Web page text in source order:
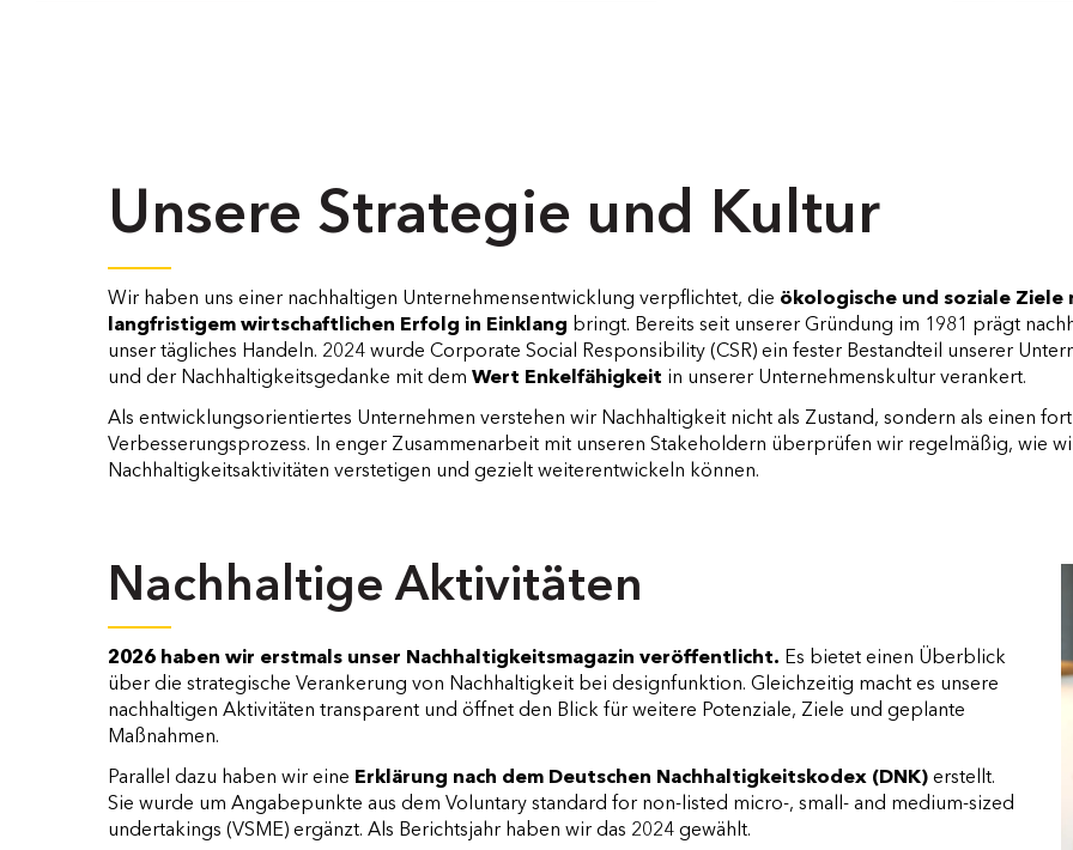
Unsere Strategie und Kultur
Wir haben uns einer nachhaltigen Unternehmensentwicklung verpflichtet, die ökologische und soziale Ziele
langfristigem wirtschaftlichen Erfolg in Einklang bringt. Bereits seit unserer Gründung im 1981 prägt
unser tägliches Handeln. 2024 wurde Corporate Social Responsibility (CSR) ein fester Bestandteil unserer
und der Nachhaltigkeitsgedanke mit dem Wert Enkelfähigkeit in unserer Unternehmenskultur verankert.
Als entwicklungsorientiertes Unternehmen verstehen wir Nachhaltigkeit nicht als Zustand, sondern als einen
Verbesserungsprozess. In enger Zusammenarbeit mit unseren Stakeholdern überprüfen wir regelmäßig, wie
Nachhaltigkeitsaktivitäten verstetigen und gezielt weiterentwickeln können.
Nachhaltige Aktivitäten
2026 haben wir erstmals unser Nachhaltigkeitsmagazin veröffentlicht. Es bietet einen Überblick
über die strategische Verankerung von Nachhaltigkeit bei designfunktion. Gleichzeitig macht es unsere
nachhaltigen Aktivitäten transparent und öffnet den Blick für weitere Potenziale, Ziele und geplante
Maßnahmen.
Parallel dazu haben wir eine Erklärung nach dem Deutschen Nachhaltigkeitskodex (DNK) erstellt.
Sie wurde um Angabepunkte aus dem Voluntary standard for non-listed micro-, small- and medium-sized
undertakings (VSME) ergänzt. Als Berichtsjahr haben wir das 2024 gewählt.